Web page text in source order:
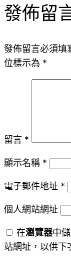
發佈留
發佈留言必須填
位標示為 *
留言 *
顯示名稱 *
電子郵件地址 *
個人網站網址
在瀏覽器中
站網址，以供下